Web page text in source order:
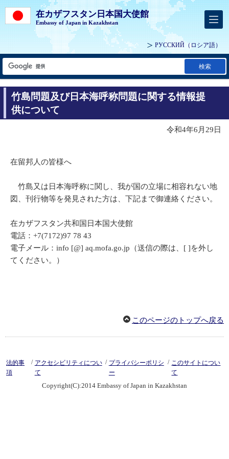
在カザフスタン日本国大使館
Embassy of Japan in Kazakhstan
РУССКИЙ（ロシア語）
検索
竹島問題及び日本海呼称問題に関する情報提
供について
令和4年6月29日
在留邦人の皆様へ
竹島又は日本海呼称に関し、我が国の立場に相容れない地
図、刊行物等を発見された方は、下記まで御連絡ください。
在カザフスタン共和国日本国大使館
電話：+7(7172)97 78 43
電子メール：info [@] aq.mofa.go.jp（送信の際は、[ ]を外し
てください。）
このページのトップへ戻る
法的事
項
/ アクセシビリティについ
て
/ プライバシーポリシ
ー
/ このサイトについ
て
Copyright(C):2014 Embassy of Japan in Kazakhstan